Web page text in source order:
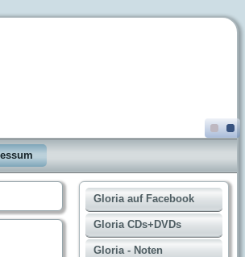
Gloria auf Facebook
Gloria CDs+DVDs
Gloria - Noten